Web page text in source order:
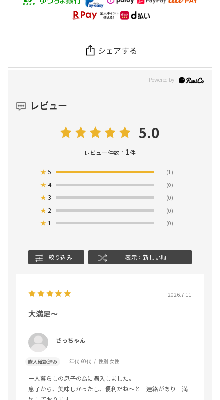
シェアする
レビュー
5.0
レビュー件数： 1件
★5 (1)
★4 (0)
★3 (0)
★ 2 (0)
★ 1 (0)
絞り込み 表示：新しい順
2026.7.11
大満足〜
さっちゃん
購入確認済み 年代:60代 性別:女性
一人暮らしの息子の為に購入しました。
息子から、美味しかったし、便利だね〜と 連絡があり 満